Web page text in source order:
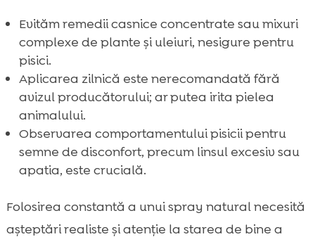
Evităm remedii casnice concentrate sau mixuri
complexe de plante și uleiuri, nesigure pentru
pisici.
Aplicarea zilnică este nerecomandată fără
avizul producătorului; ar putea irita pielea
animalului.
Observarea comportamentului pisicii pentru
semne de disconfort, precum linsul excesiv sau
apatia, este crucială.
Folosirea constantă a unui spray natural necesită
așteptări realiste și atenție la starea de bine a